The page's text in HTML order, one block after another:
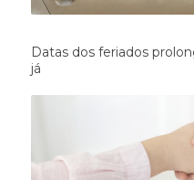
Datas dos feriados
já